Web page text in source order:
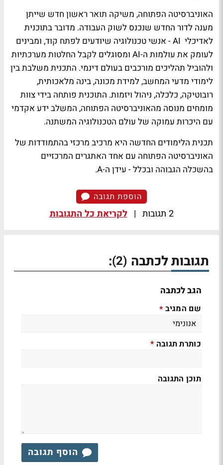
האוניברסיטה הפתוחה, משיקה תואר ראשון חדש שייתן
מענה לדור החדש שנכנס לשוק העבודה. מדובר בתוכנית
לאדיכלי AI - אנשי טכנולוגיה שיודעים לפתח קוד, ומבינים
לעומק את עולמות ה-AI ומסוגלים לקבל החלטות מערכתיות
ולהוביל תהליכים מורכבים בעולם דינמי. התכנית משלבת בין
לימודי מדעי המחשב, למידת מכונה, בינה מלאכותית,
רובוטיקה, כלכלה, ניהול ויזמות. התוכנית פותחה בידי צוות
מומחים מנוסה מהאוניברסיטה הפתוחה, המשלב ידע אקדמי
עם היכרות עמוקה של עולם הטכנולוגיה המשתנה.
תכנית הלימודים החדשה היא מרכיב מרכזי בהתמודדות של
האוניברסיטה הפתוחה עם אחד האתגרים המרכזיים
בהשכלה הגבוהה ובכלל - עידן ה-A.
הוספת תגובה
2 תגובות | לקריאת כל התגובות
תגובות לכתבה (2)
:
הגב לכתבה
שם המגיב *
כותרת תגובה *
תוכן התגובה
הוסף תגובה